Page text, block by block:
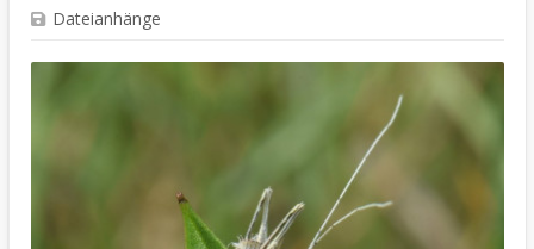
Dateianhänge